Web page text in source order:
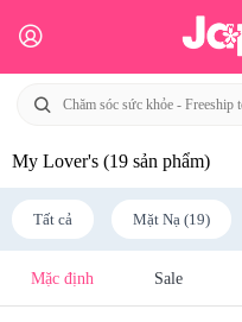
My Lover's (19 sản phẩm)
Tất cả Mặt Nạ (19)
Mặc định Sale